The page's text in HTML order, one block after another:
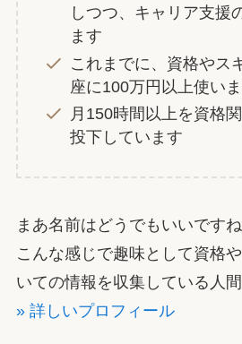
しつつ、キャリア支援
ます
これまでに、資格やス
座に100万円以上使い
月150時間以上を資格
投下しています
まあ名前はどうでもいいですね
こんな感じで趣味として資格
いての情報を収集している人間
» 詳しいプロフィール